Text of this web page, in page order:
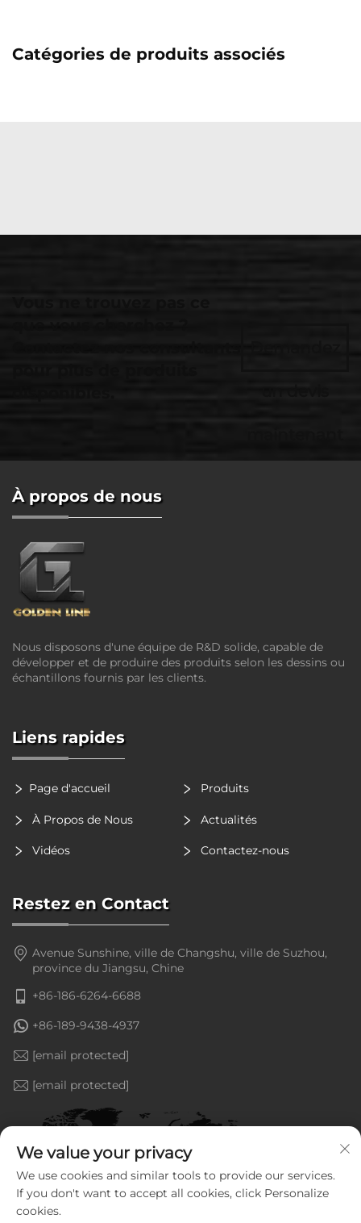
Catégories de produits associés
À propos de nous
Nous disposons d'une équipe de R&D solide, capable de
développer et de produire des produits selon les dessins ou
échantillons fournis par les clients.
Liens rapides
Page d'accueil Produits
À Propos de Nous Actualités
Vidéos Contactez-nous
Restez en Contact
Avenue Sunshine, ville de Changshu, ville de Suzhou,
province du Jiangsu, Chine
+86-186-6264-6688
+86-189-9438-4937
[email protected]
[email protected]
We value your privacy
We use cookies and similar tools to provide our services.
If you don't want to accept all cookies, click Personalize
cookies.